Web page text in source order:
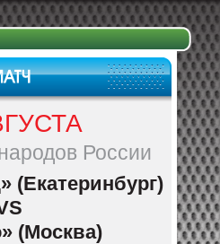
России
(Екатеринбург)
(Москва)